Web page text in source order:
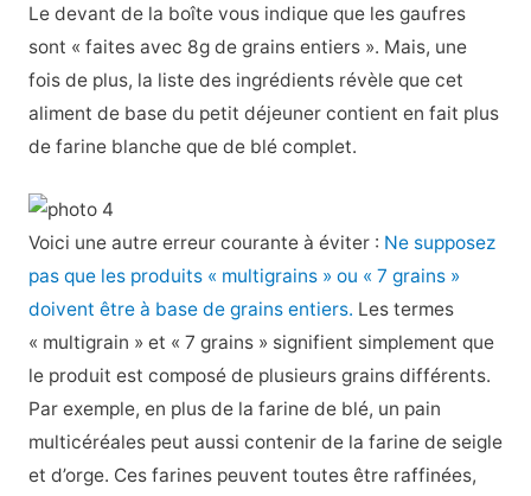
Le devant de la boîte vous indique que les gaufres
sont « faites avec 8g de grains entiers ». Mais, une
fois de plus, la liste des ingrédients révèle que cet
aliment de base du petit déjeuner contient en fait plus
de farine blanche que de blé complet.
Voici une autre erreur courante à éviter : Ne supposez
pas que les produits « multigrains » ou « 7 grains »
doivent être à base de grains entiers. Les termes
« multigrain » et « 7 grains » signifient simplement que
le produit est composé de plusieurs grains différents.
Par exemple, en plus de la farine de blé, un pain
multicéréales peut aussi contenir de la farine de seigle
et d’orge. Ces farines peuvent toutes être raffinées,